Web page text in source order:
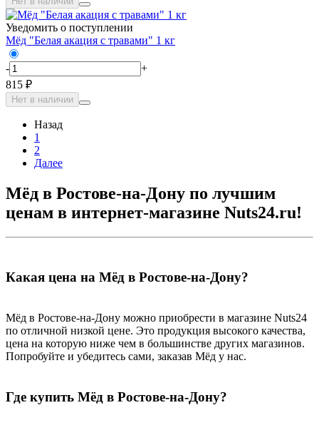
Уведомить о поступлении
Мёд "Белая акация с травами" 1 кг
-
+
815 ₽
Нет в наличии
Назад
1
2
Далее
Мёд в Ростове-на-Дону по лучшим
ценам в интернет-магазине Nuts24.ru!
Какая цена на Мёд в Ростове-на-Дону?
Мёд в Ростове-на-Дону можно приобрести в магазине Nuts24
по отличной низкой цене. Это продукция высокого качества,
цена на которую ниже чем в большинстве других магазинов.
Попробуйте и убедитесь сами, заказав Мёд у нас.
Где купить Мёд в Ростове-на-Дону?